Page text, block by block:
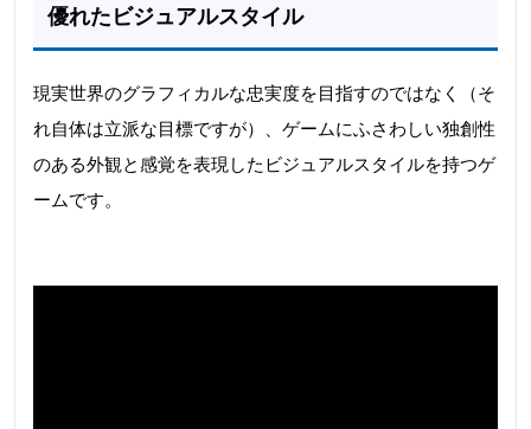
優れたビジュアルスタイル
現実世界のグラフィカルな忠実度を目指すのではなく（そ
れ自体は立派な目標ですが）、ゲームにふさわしい独創性
のある外観と感覚を表現したビジュアルスタイルを持つゲ
ームです。